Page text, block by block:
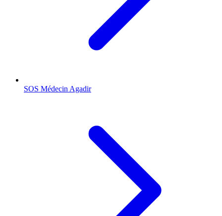
SOS Médecin Agadir